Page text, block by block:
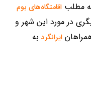
مطلب اقامتگاه‌های بوم
در مورد این شهر و
ایرانگرد به